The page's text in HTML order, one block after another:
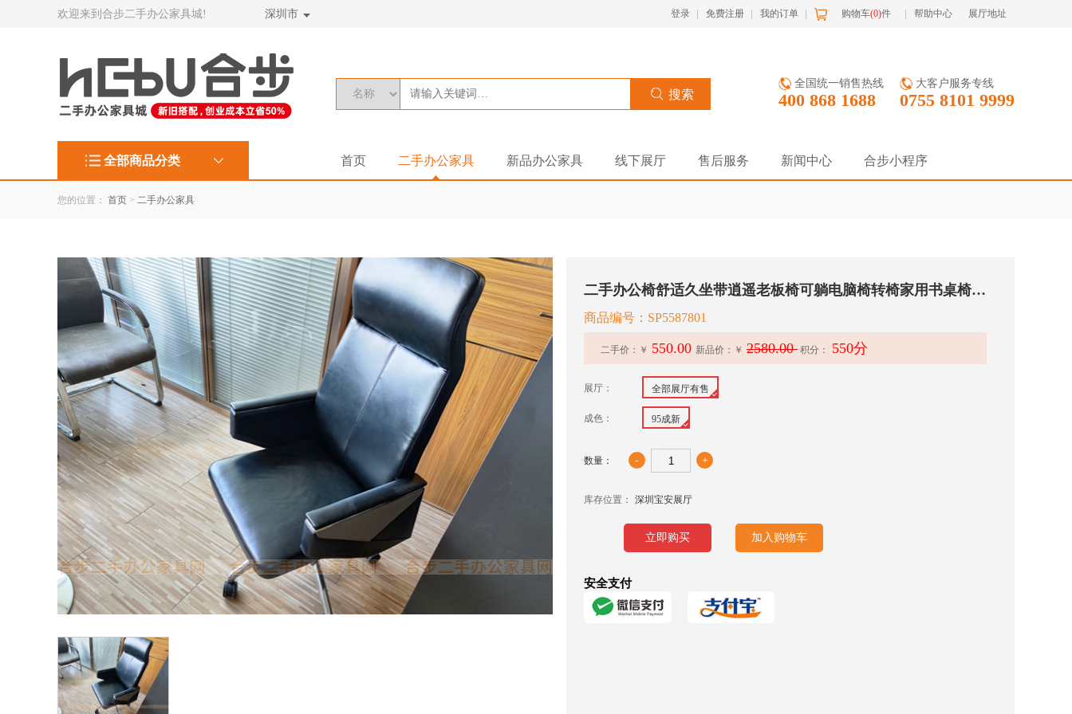
欢迎来到合步二手办公家具城! 深圳市 展厅地址
帮助中心
购物车(0)件
我的订单
免费注册
登录
全国统一销售热线
400 868 1688
大客户服务专线
0755 8101 9999
全部商品分类 首页 二手办公家具 新品办公家具 线下展厅 售后服务 新闻中心 合步小程序
您的位置： 首页 > 二手办公家具
二手办公椅舒适久坐带逍遥老板椅可躺电脑椅转椅家用书桌椅商务座椅椅子
商品编号：SP5587801
二手价：￥ 550.00 新品价： ￥ 2580.00 积分： 550分
展厅： 全部展厅有售
成色： 95成新
数量： - +
库存位置： 深圳宝安展厅
立即购买 加入购物车
安全支付